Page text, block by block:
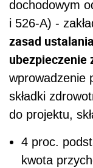
dochodowym
i 526-A) -
zasad
ubezpieczenie
wprowadzenie
składki
do projektu,
4 proc.
kwota